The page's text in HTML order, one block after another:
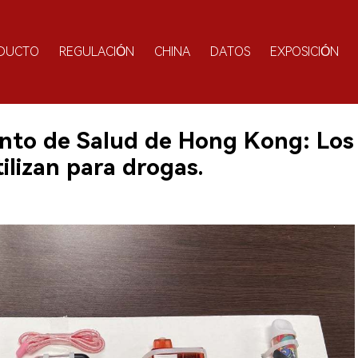
REGULACIÓN CHINA DATOS EXPOSICIÓN
de Salud de Hong Kong: Los
para drogas.